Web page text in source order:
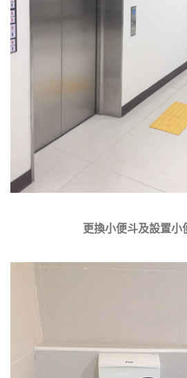
更換小便斗及設置小